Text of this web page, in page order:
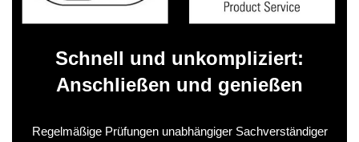
Schnell und unkompliziert:
Anschließen und genießen
Regelmäßige Prüfungen unabhängiger Sachverständiger